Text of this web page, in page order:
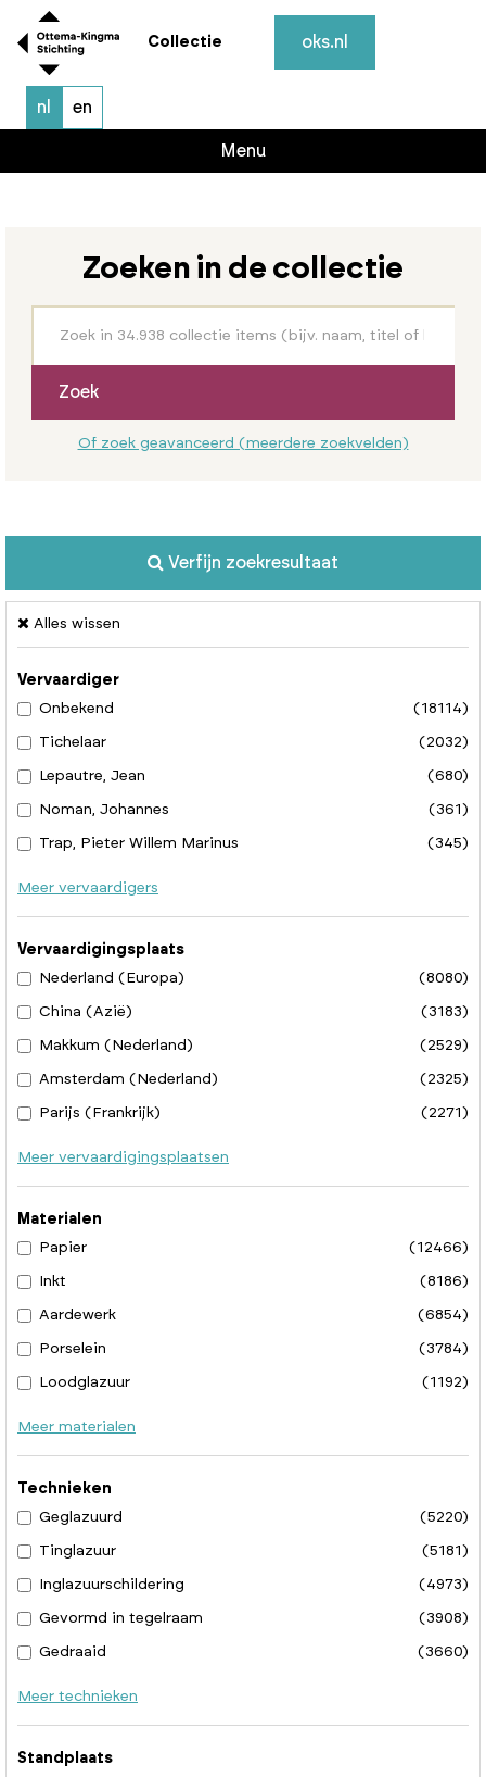
Collectie oks.nl
nl en
Menu
Zoeken in de collectie
Zoek
Of zoek geavanceerd (meerdere zoekvelden)
Verfijn zoekresultaat
Alles wissen
Vervaardiger
Onbekend
(18114)
Tichelaar (2032)
Lepautre, Jean (680)
Noman, Johannes (361)
Trap, Pieter Willem Marinus (345)
Meer vervaardigers
Vervaardigingsplaats
Nederland (Europa)
(8080)
China (Azië) (3183)
Makkum (Nederland) (2529)
Amsterdam (Nederland) (2325)
Parijs (Frankrijk) (2271)
Meer vervaardigingsplaatsen
Materialen
Papier
(12466)
Inkt (8186)
Aardewerk (6854)
Porselein (3784)
Loodglazuur (1192)
Meer materialen
Technieken
Geglazuurd
(5220)
Tinglazuur (5181)
Inglazuurschildering (4973)
Gevormd in tegelraam (3908)
Gedraaid (3660)
Meer technieken
Standplaats